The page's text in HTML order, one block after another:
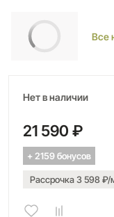
Все
Нет в наличии
21 590 ₽
+ 2159 бонусов
Рассрочка 3 598 ₽/